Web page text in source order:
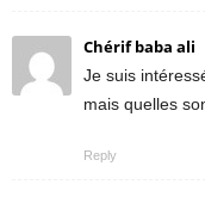
Chérif baba ali
Je suis
mais quelles
Reply